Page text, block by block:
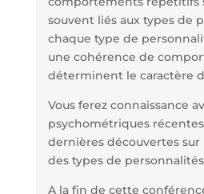
souvent liés aux types de
chaque type de
une cohérence de
déterminent le caractère
Vous ferez connaissance
psychométriques
dernières découvertes
des types de
A la fin de cette